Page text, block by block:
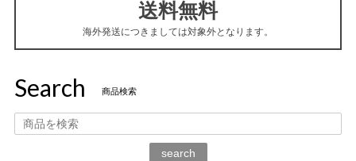
送料無料
海外発送につきましては対象外となります。
Search 商品検索
search